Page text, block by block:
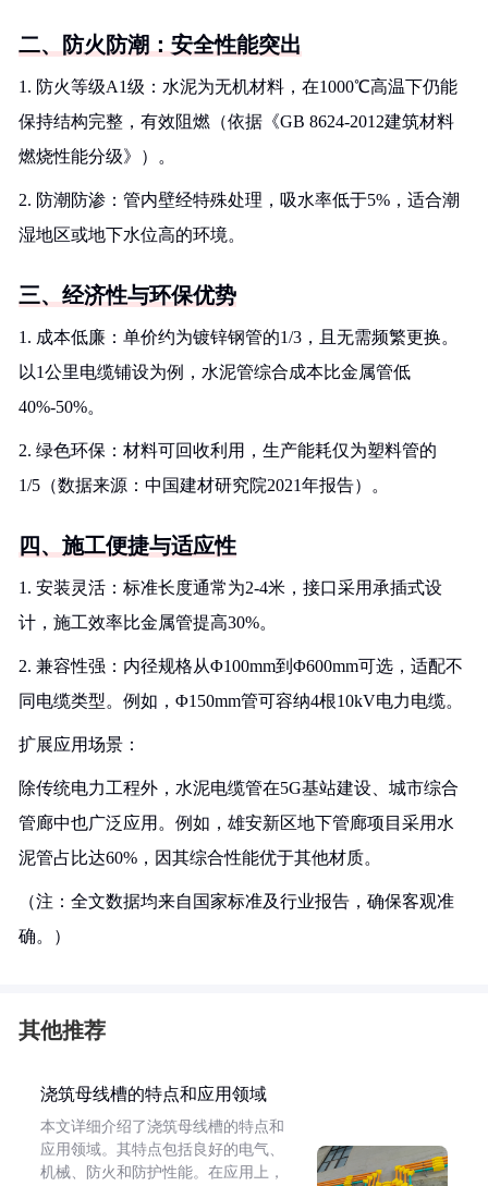
二、防火防潮：安全性能突出
1. 防火等级A1级：水泥为无机材料，在1000℃高温下仍能
保持结构完整，有效阻燃（依据《GB 8624-2012建筑材料
燃烧性能分级》）。
2. 防潮防渗：管内壁经特殊处理，吸水率低于5%，适合潮
湿地区或地下水位高的环境。
三、经济性与环保优势
1. 成本低廉：单价约为镀锌钢管的1/3，且无需频繁更换。
以1公里电缆铺设为例，水泥管综合成本比金属管低
40%-50%。
2. 绿色环保：材料可回收利用，生产能耗仅为塑料管的
1/5（数据来源：中国建材研究院2021年报告）。
四、施工便捷与适应性
1. 安装灵活：标准长度通常为2-4米，接口采用承插式设
计，施工效率比金属管提高30%。
2. 兼容性强：内径规格从Φ100mm到Φ600mm可选，适配不
同电缆类型。例如，Φ150mm管可容纳4根10kV电力电缆。
扩展应用场景：
除传统电力工程外，水泥电缆管在5G基站建设、城市综合
管廊中也广泛应用。例如，雄安新区地下管廊项目采用水
泥管占比达60%，因其综合性能优于其他材质。
（注：全文数据均来自国家标准及行业报告，确保客观准
确。）
其他推荐
浇筑母线槽的特点和应用领域
本文详细介绍了浇筑母线槽的特点和
应用领域。其特点包括良好的电气、
机械、防火和防护性能。在应用上，